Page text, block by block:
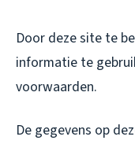
Door deze site te
informatie te
voorwaarden.
De gegevens op